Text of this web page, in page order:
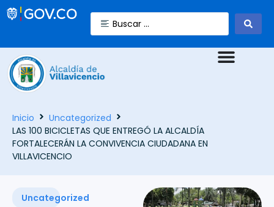
Inicio
Uncategorized
LAS 100 BICICLETAS QUE ENTREGÓ LA ALCALDÍA
FORTALECERÁN LA CONVIVENCIA CIUDADANA EN
VILLAVICENCIO
Uncategorized